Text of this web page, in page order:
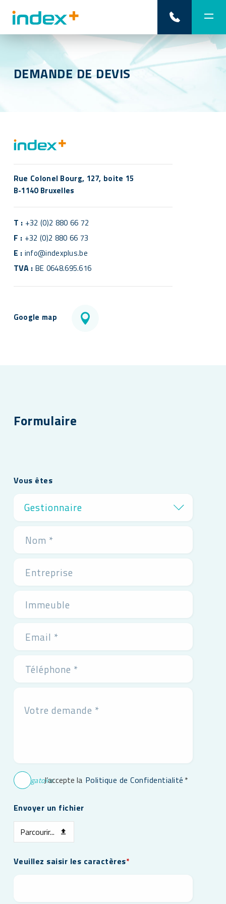
DEMANDE DE DEVIS
Rue Colonel Bourg, 127, boite 15
B-1140 Bruxelles
T : +32 (0)2 880 66 72
F : +32 (0)2 880 66 73
E : info@indexplus.be
TVA : BE 0648.695.616
Google map
Formulaire
Vous êtes
* ObligatoireJ’accepte la Politique de Confidentialité *
Envoyer un fichier
Parcourir...
Veuillez saisir les caractères*